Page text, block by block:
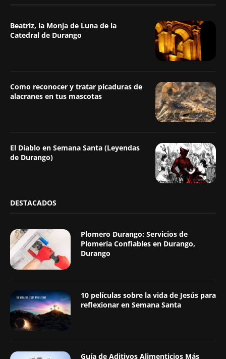
Beatriz, la Monja de Luna de la
Catedral de Durango
Como reconocer y tratar picaduras de
alacranes en tus mascotas
El Diablo en Semana Santa (Leyendas
de Durango)
DESTACADOS
Plomero Durango: Servicios de
Plomería Confiables en Durango,
Durango
10 películas sobre la vida de Jesús para
reflexionar en Semana Santa
Guía de Aditivos Alimenticios Más